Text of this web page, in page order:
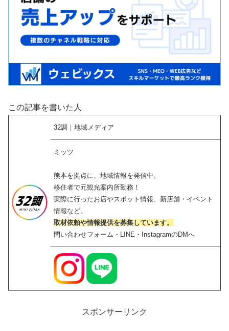
この記事を書いた人
32調｜地域メディア
ミッツ
熊本を拠点に、地域情報を発信中。
移住者で元観光案内所勤務！
実際に行ったお店やスポット情報、新店舗・イベント
情報など。
取材依頼や情報提供を募集しています。
問い合わせフォーム・LINE・InstagramのDMへ
スポンサーリンク